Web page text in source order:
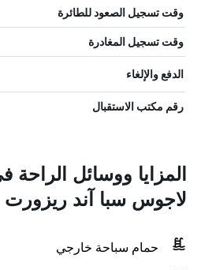
وقت تسجيل الصعود للطائرة
وقت تسجيل المغادرة
الدفع والإلغاء
رقم مكتب الاستقبال
المزايا ووسائل
لاجوس سبا آند ريزورت
حمام سباحة خارجي